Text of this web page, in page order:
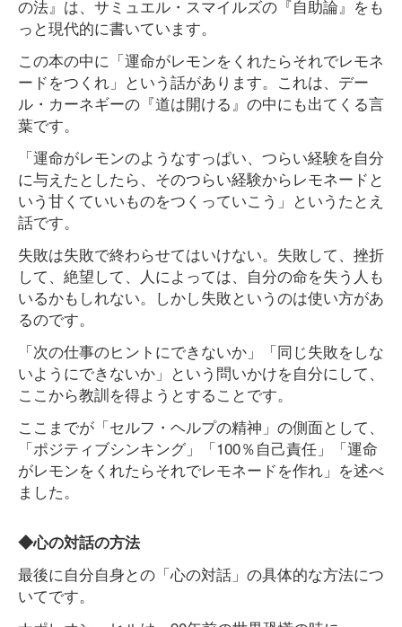
の法』は、サミュエル・スマイルズの『自助論』をも
っと現代的に書いています。
この本の中に「運命がレモンをくれたらそれでレモネ
ードをつくれ」という話があります。これは、デー
ル・カーネギーの『道は開ける』の中にも出てくる言
葉です。
「運命がレモンのようなすっぱい、つらい経験を自分
に与えたとしたら、そのつらい経験からレモネードと
いう甘くていいものをつくっていこう」というたとえ
話です。
失敗は失敗で終わらせてはいけない。失敗して、挫折
して、絶望して、人によっては、自分の命を失う人も
いるかもしれない。しかし失敗というのは使い方があ
るのです。
「次の仕事のヒントにできないか」「同じ失敗をしな
いようにできないか」という問いかけを自分にして、
ここから教訓を得ようとすることです。
ここまでが「セルフ・ヘルプの精神」の側面として、
「ポジティブシンキング」「100％自己責任」「運命
がレモンをくれたらそれでレモネードを作れ」を述べ
ました。
◆心の対話の方法
最後に自分自身との「心の対話」の具体的な方法につ
いてです。